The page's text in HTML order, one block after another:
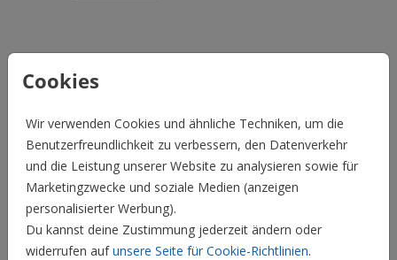
Cookies
Wir verwenden Cookies und ähnliche Techniken, um die
Benutzerfreundlichkeit zu verbessern, den Datenverkehr
und die Leistung unserer Website zu analysieren sowie für
Marketingzwecke und soziale Medien (anzeigen
personalisierter Werbung).
Du kannst deine Zustimmung jederzeit ändern oder
widerrufen aufunsere Seite für Cookie-Richtlinien.
BESCHREIBUNG
Die sechseckigen Büroklammern sind ein wahrer Hingucker.
breitesten Stelle haben die Klammern einen Durchmesser
von etwa 2,3 cm.
Preis:6,95 € für 25 Büroklammern
Hochzeit